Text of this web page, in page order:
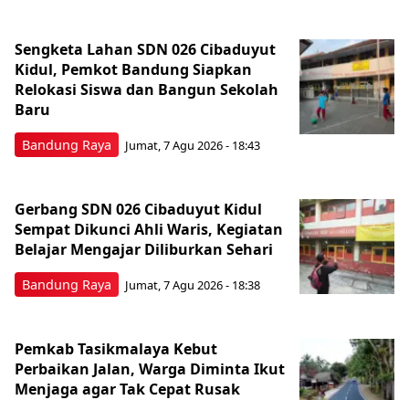
Bandung Raya
Sengketa Lahan SDN 026 Cibaduyut
Kidul, Pemkot Bandung Siapkan
Relokasi Siswa dan Bangun Sekolah
Baru
Jumat, 7 Agu 2026 - 18:43
Bandung Raya
Gerbang SDN 026 Cibaduyut Kidul
Sempat Dikunci Ahli Waris, Kegiatan
Belajar Mengajar Diliburkan Sehari
Jumat, 7 Agu 2026 - 18:38
Pemkab Tasikmalaya Kebut
Perbaikan Jalan, Warga Diminta Ikut
Menjaga agar Tak Cepat Rusak